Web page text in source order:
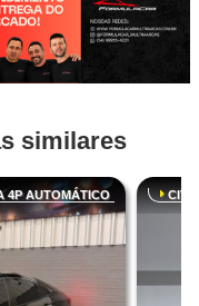
similares
4P AUTOMÁTICO